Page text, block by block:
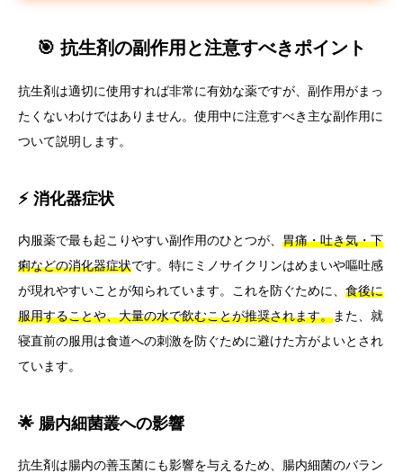
🎯 抗生剤の副作用と注意すべきポイント
抗生剤は適切に使用すれば非常に有効な薬ですが、副作用がまっ
たくないわけではありません。使用中に注意すべき主な副作用に
ついて説明します。
⚡ 消化器症状
内服薬で最も起こりやすい副作用のひとつが、 胃痛・吐き気・下
痢などの消化器症状です。特にミノサイクリンはめまいや嘔吐感
が現れやすいことが知られています。これを防ぐために、 食後に
服用することや、大量の水で飲むことが推奨されます。また、就
寝直前の服用は食道への刺激を防ぐために避けた方がよいとされ
ています。
🌟 腸内細菌叢への影響
抗生剤は腸内の善玉菌にも影響を与えるため、腸内細菌のバラン